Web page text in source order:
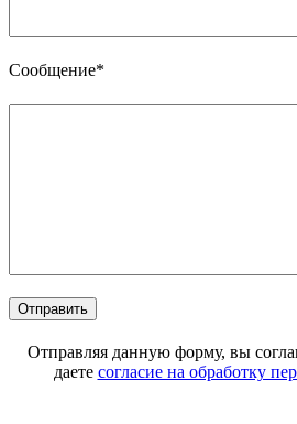
Сообщение*
Отправляя данную форму, вы
даете согласие на обработку